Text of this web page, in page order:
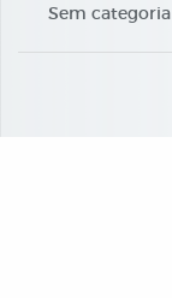
Sem categoria